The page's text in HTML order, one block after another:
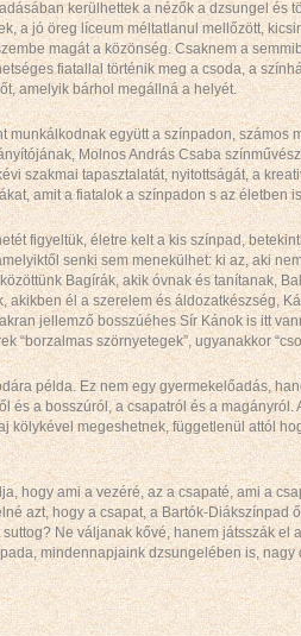
kerülhettek a nézők a dzsungel és
a jó öreg líceum méltatlanul mellőzött,
magát a közönség. Csaknem a
fiatallal történik meg a csoda, a
amelyik bárhol megállná a helyét.
munkálkodnak együtt a színpadon, számos
Molnos András Csaba
szakmai tapasztalatát, nyitottságát, a
amit a fiatalok a színpadon s az életben
figyeltük, életre kelt a kis színpad,
senki sem menekülhet: ki az, aki
Bagírák, akik óvnak és tanítanak,
akikben él a szerelem és áldozatkészség,
jellemző bosszúéhes Sír Kánok is itt
“borzalmas szörnyetegek”, ugyanakkor
példa. Ez nem egy gyermekelőadás,
és a bosszúról, a csapatról és a magányról.
kölykével megeshetnek, függetlenül attól
hogy ami a vezéré, az a csapaté, ami a
azt, hogy a csapat, a Bartók-Diákszínpad
Ne váljanak kővé, hanem játsszák el
mindennapjaink dzsungelében is, nagy